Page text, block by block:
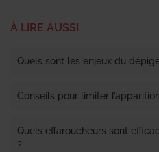
À LIRE AUSSI
Quels sont les enjeux du
Conseils pour limiter
Quels effaroucheurs sont
?